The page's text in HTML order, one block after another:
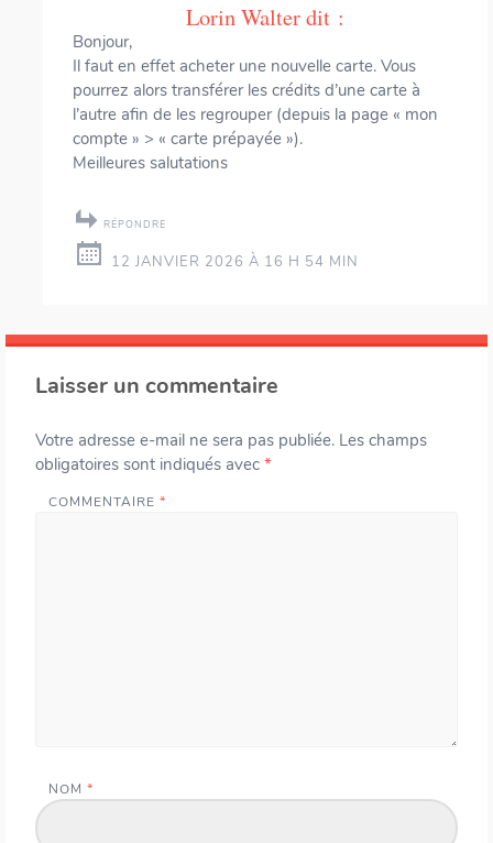
Lorin Walterdit :
Bonjour,
Il faut en effet acheter une nouvelle carte. Vous
pourrez alors transférer les crédits d’une carte à
l’autre afin de les regrouper (depuis la page « mon
compte » > « carte prépayée »).
Meilleures salutations
RÉPONDRE
12 JANVIER 2026 À 16 H 54 MIN
Laisser un commentaire
Votre adresse e-mail ne sera pas publiée. Les champs
obligatoires sont indiqués avec *
COMMENTAIRE *
NOM *